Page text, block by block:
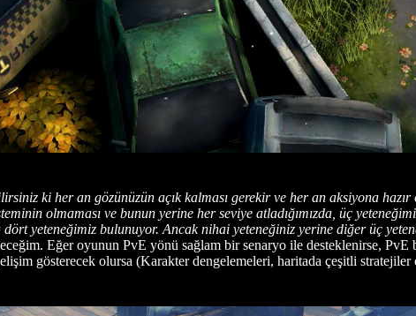
ki her an gözünüzün açık kalması gerekir ve her an aksiyona hazır
olmaması ve bunun yerine her seviye atladığımızda, üç
yeteneğimiz bulunuyor. Ancak nihai yeteneğiniz yerine diğer üç
Eğer oyunun PvE yönü sağlam bir senaryo ile desteklenirse,
gösterecek olursa (Karakter dengelemeleri, haritada çeşitli